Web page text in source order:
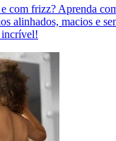
com frizz? Aprenda
alinhados, macios e
incrível!